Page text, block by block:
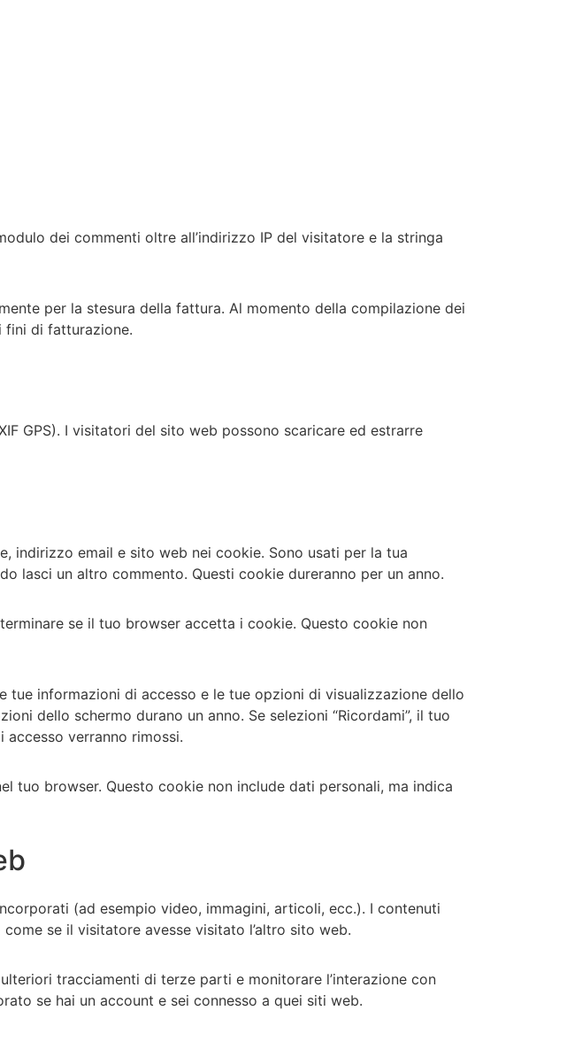
dei commenti oltre all’indirizzo IP del visitatore e la stringa
per la stesura della fattura. Al momento della compilazione dei
fini di fatturazione.
GPS). I visitatori del sito web possono scaricare ed estrarre
indirizzo email e sito web nei cookie. Sono usati per la tua
lasci un altro commento. Questi cookie dureranno per un anno.
se il tuo browser accetta i cookie. Questo cookie non
tue informazioni di accesso e le tue opzioni di visualizzazione dello
dello schermo durano un anno. Se selezioni “Ricordami”, il tuo
verranno rimossi.
tuo browser. Questo cookie non include dati personali, ma indica
(ad esempio video, immagini, articoli, ecc.). I contenuti
se il visitatore avesse visitato l’altro sito web.
tracciamenti di terze parti e monitorare l’interazione con
se hai un account e sei connesso a quei siti web.